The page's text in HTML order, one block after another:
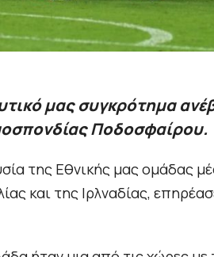
μας συγκρότημα
Ποδοσφαίρου.
της Εθνικής μας ομάδας
και της Ιρλναδίας,